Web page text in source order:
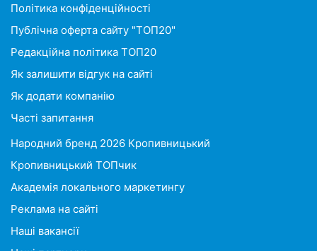
Політика конфіденційності
Публічна оферта сайту "ТОП20"
Редакційна політика ТОП20
Як залишити відгук на сайті
Як додати компанію
Часті запитання
Народний бренд 2026 Кропивницький
Кропивницький ТОПчик
Академія локального маркетингу
Реклама на сайті
Наші вакансії